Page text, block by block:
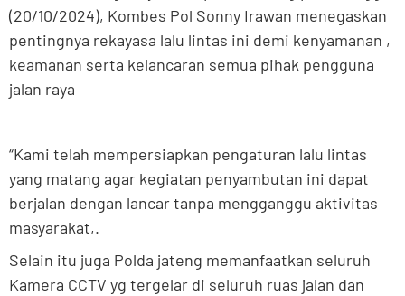
(20/10/2024), Kombes Pol Sonny Irawan menegaskan
pentingnya rekayasa lalu lintas ini demi kenyamanan ,
keamanan serta kelancaran semua pihak pengguna
jalan raya
“Kami telah mempersiapkan pengaturan lalu lintas
yang matang agar kegiatan penyambutan ini dapat
berjalan dengan lancar tanpa mengganggu aktivitas
masyarakat,.
Selain itu juga Polda jateng memanfaatkan seluruh
Kamera CCTV yg tergelar di seluruh ruas jalan dan